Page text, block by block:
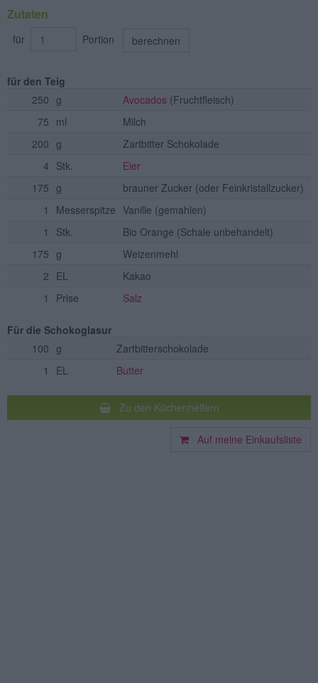
Zutaten
für Portion berechnen
für den Teig
250 g Avocados (Fruchtfleisch)
75 ml
Milch
200 g
Zartbitter Schokolade
4 Stk.
Eier
175 g brauner Zucker (oder Feinkristallzucker)
1
Messerspitze Vanille (gemahlen)
1
Stk. Bio Orange (Schale unbehandelt)
175 g
Weizenmehl
2 EL
Kakao
1
Prise Salz
Für die Schokoglasur
100 g
Zartbitterschokolade
1
EL Butter
Zu den Küchenhelfern
Auf meine Einkaufsliste